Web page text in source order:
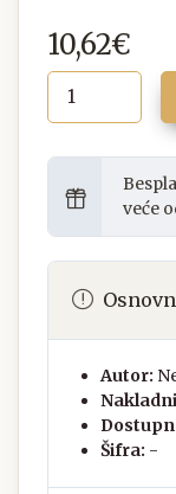
10,62€
veće
Autor:
Šifra: -